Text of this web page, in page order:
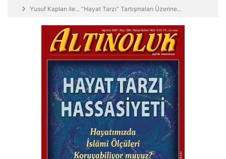
Yusuf Kaplan ile... “Hayat Tarzı” Tartışmaları Üzerine...